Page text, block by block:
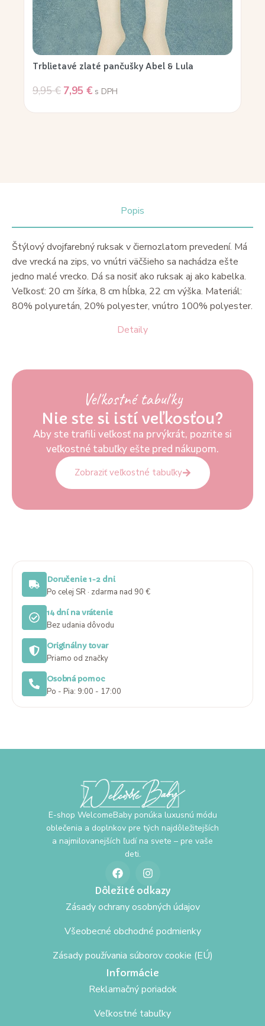
Trblietavé zlaté pančušky Abel & Lula
9,95€ 7,95 € s DPH
Popis
Detaily
Štýlový dvojfarebný ruksak v čiernozlatom prevedení. Má
dve vrecká na zips, vo vnútri väčšieho sa nachádza ešte
jedno malé vrecko. Dá sa nosiť ako ruksak aj ako kabelka.
Veľkosť: 20 cm šírka, 8 cm hĺbka, 22 cm výška. Materiál:
80% polyuretán, 20% polyester, vnútro 100% polyester.
Veľkostné tabuľky
Nie ste si istí veľkosťou?
Aby ste trafili veľkosť na prvýkrát, pozrite si
veľkostné tabuľky ešte pred nákupom.
Zobraziť veľkostné tabuľky
Doručenie 1-2 dni
Po celej SR · zdarma nad 90 €
14 dní na vrátenie
Bez udania dôvodu
Originálny tovar
Priamo od značky
Osobná pomoc
Po - Pia: 9:00 - 17:00
E-shop WelcomeBaby ponúka luxusnú módu
oblečenia a doplnkov pre tých najdôležitejších
a najmilovanejších ľudí na svete – pre vaše
deti.
Dôležité odkazy
Zásady ochrany osobných údajov
Všeobecné obchodné podmienky
Zásady používania súborov cookie (EÚ)
Informácie
Reklamačný poriadok
Veľkostné tabuľky